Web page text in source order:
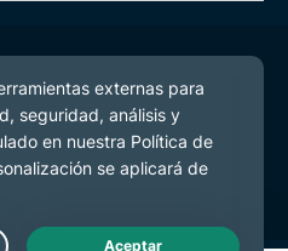
derechos reservados.